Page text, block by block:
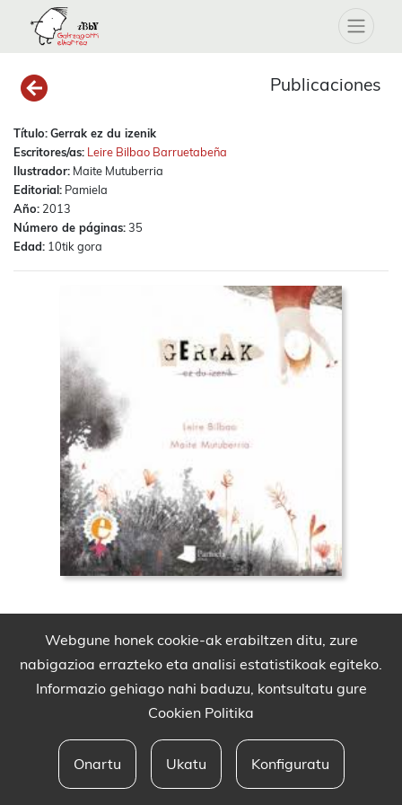
Publicaciones
Título:Gerrak ez du izenik
Escritores/as: Leire Bilbao Barruetabeña
Ilustrador: Maite Mutuberria
Editorial: Pamiela
Año: 2013
Número de páginas:35
Edad: 10tik gora
Webgune honek cookie-ak erabiltzen ditu, zure
nabigazioa errazteko eta analisi estatistikoak egiteko.
Informazio gehiago nahi baduzu, kontsultatu gure
Cookien Politika
Onartu Ukatu Konfiguratu